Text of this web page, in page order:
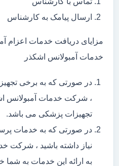
ارسال پیامک به کارشناس
مزایای دریافت خدمات اعزام
خدمات آمبولانس اشکذر
در صورتی که به برخی
، شرکت خدمات آمبولانس
تجهیزات پزشکی می باشد.
در صورتی که به خدمات
نیاز داشته باشید ، شرکت
به ارائه این خدمات به شما